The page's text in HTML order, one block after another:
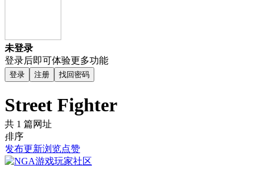
未登录
登录后即可体验更多功能
登录 注册 找回密码
Street Fighter
共 1 篇网址
排序
发布更新浏览点赞